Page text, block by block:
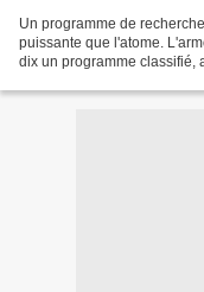
Un programme de
puissante que l'atome.
dix un programme classifié,